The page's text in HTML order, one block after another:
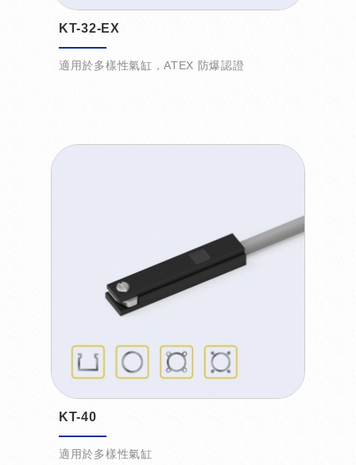
KT-32-EX
適用於多樣性氣缸，ATEX 防爆認證
KT-40
適用於多樣性氣缸